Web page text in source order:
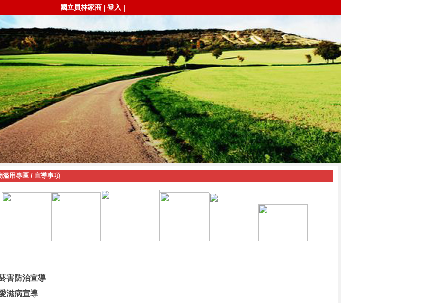
國立員林家商 | 登入 |
濫用專區/ 宣導事項
害防治宣導
滋病宣導